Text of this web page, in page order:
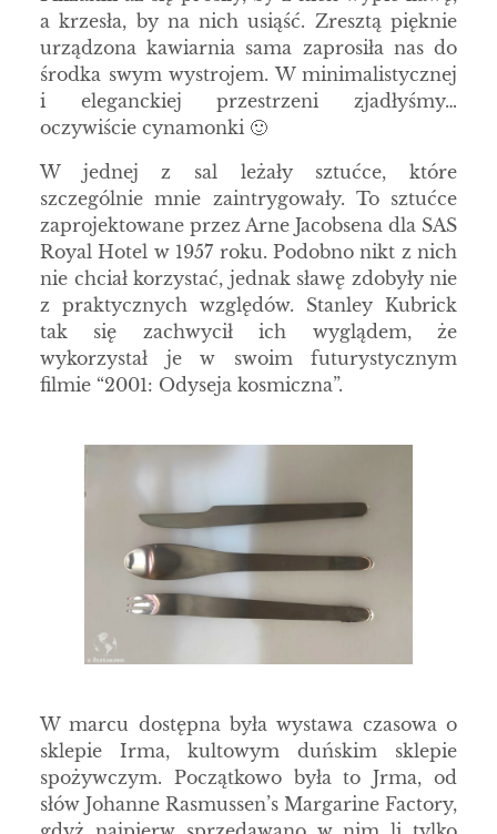
a krzesła, by na nich usiąść. Zresztą pięknie
urządzona kawiarnia sama zaprosiła nas do
środka swym wystrojem. W minimalistycznej
i eleganckiej przestrzeni zjadłyśmy…
oczywiście cynamonki 🙂
W jednej z sal leżały sztućce, które
szczególnie mnie zaintrygowały. To sztućce
zaprojektowane przez Arne Jacobsena dla SAS
Royal Hotel w 1957 roku. Podobno nikt z nich
nie chciał korzystać, jednak sławę zdobyły nie
z praktycznych względów. Stanley Kubrick
tak się zachwycił ich wyglądem, że
wykorzystał je w swoim futurystycznym
filmie “2001: Odyseja kosmiczna”.
W marcu dostępna była wystawa czasowa o
sklepie Irma, kultowym duńskim sklepie
spożywczym. Początkowo była to Jrma, od
słów Johanne Rasmussen’s Margarine Factory,